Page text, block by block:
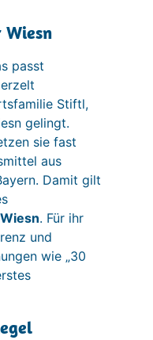
Wiesn
passt
Stiftl,
gelingt.
sie fast
aus
Damit gilt
. Für ihr
und
wie „30